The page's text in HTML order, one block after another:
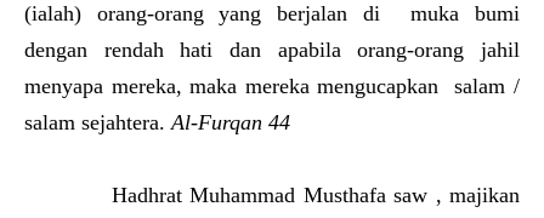
(ialah) orang-orang yang berjalan di muka bumi
dengan rendah hati dan apabila orang-orang jahil
menyapa mereka, maka mereka mengucapkan salam /
salam sejahtera.Al-Furqan 44
Hadhrat Muhammad Musthafa saw , majikan